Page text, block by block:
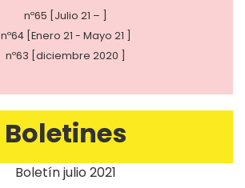
nº65 [Julio 21 – ]
nº64 [Enero 21 - Mayo 21 ]
nº63 [diciembre 2020 ]
Boletines
Boletín julio 2021